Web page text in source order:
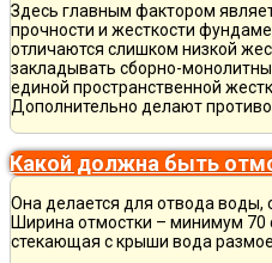
Здесь главным фактором
прочности и жесткости
отличаются слишком низкой
закладывать сборно-
единой пространственной
Дополнительно делают
Какой должна быть
Она делается для отвода
Ширина отмостки – минимум 70
стекающая с крыши вода